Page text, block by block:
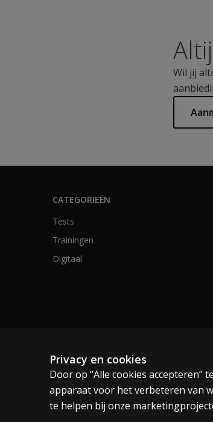
Wil jij
CATEGORIEËN
Tests
Trainingen
Digitaal
Cookies Algemene voorwaarden
Privacy en cookies
Door op “Alle cookies
apparaat voor het verbeteren van
te helpen bij onze